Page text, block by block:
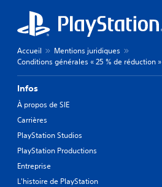
Accueil
Mentions juridiques
Conditions générales « 25 % de réduction »
Infos
À propos de SIE
Carrières
PlayStation Studios
PlayStation Productions
Entreprise
L'histoire de PlayStation